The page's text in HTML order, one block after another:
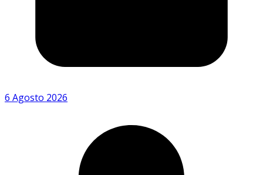
6 Agosto 2026